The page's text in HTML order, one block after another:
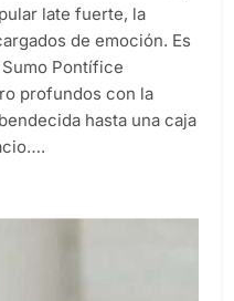
late fuerte, la
de emoción. Es
Pontífice
profundos con la
hasta una caja